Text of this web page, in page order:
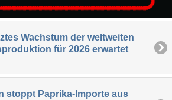
Wachstum der weltweiten
für 2026 erwartet
stoppt Paprika-Importe aus